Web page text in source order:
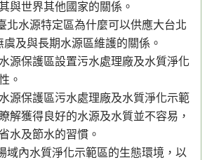
與世界其他國家的關係。
北水源特定區為什麼可以供應大台北
虞及與長期水源區維護的關係。
源保護區設置污水處理廠及水質淨化
。
源保護區污水處理廠及水質淨化示範
解獲得良好的水源及水質並不容易，
水及節水的習慣。
域內水質淨化示範區的生態環境，以